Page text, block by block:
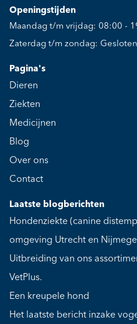
Openingstijden
Maandag t/m vrijdag: 08:00 -
Zaterdag t/m zondag: Gesloten
Pagina's
Dieren
Ziekten
Medicijnen
Blog
Over ons
Contact
Laatste blogberichten
Hondenziekte (canine
omgeving Utrecht en
Uitbreiding van ons
VetPlus.
Een kreupele hond
Het laatste bericht inzake